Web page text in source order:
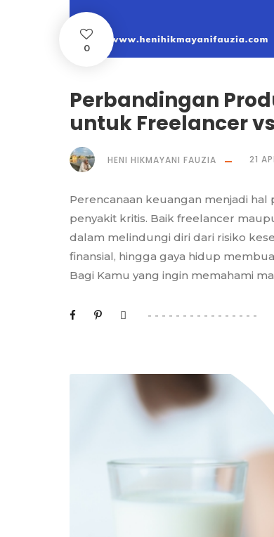
0
Perbandingan
untuk Freelancer
HENI HIKMAYANI FAUZIA 21
Perencanaan keuangan menjadi hal
penyakit kritis. Baik freelancer
dalam melindungi diri dari risiko
finansial, hingga gaya hidup
Bagi Kamu yang ingin memahami